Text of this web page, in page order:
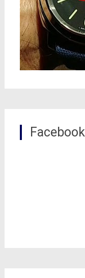
Facebook